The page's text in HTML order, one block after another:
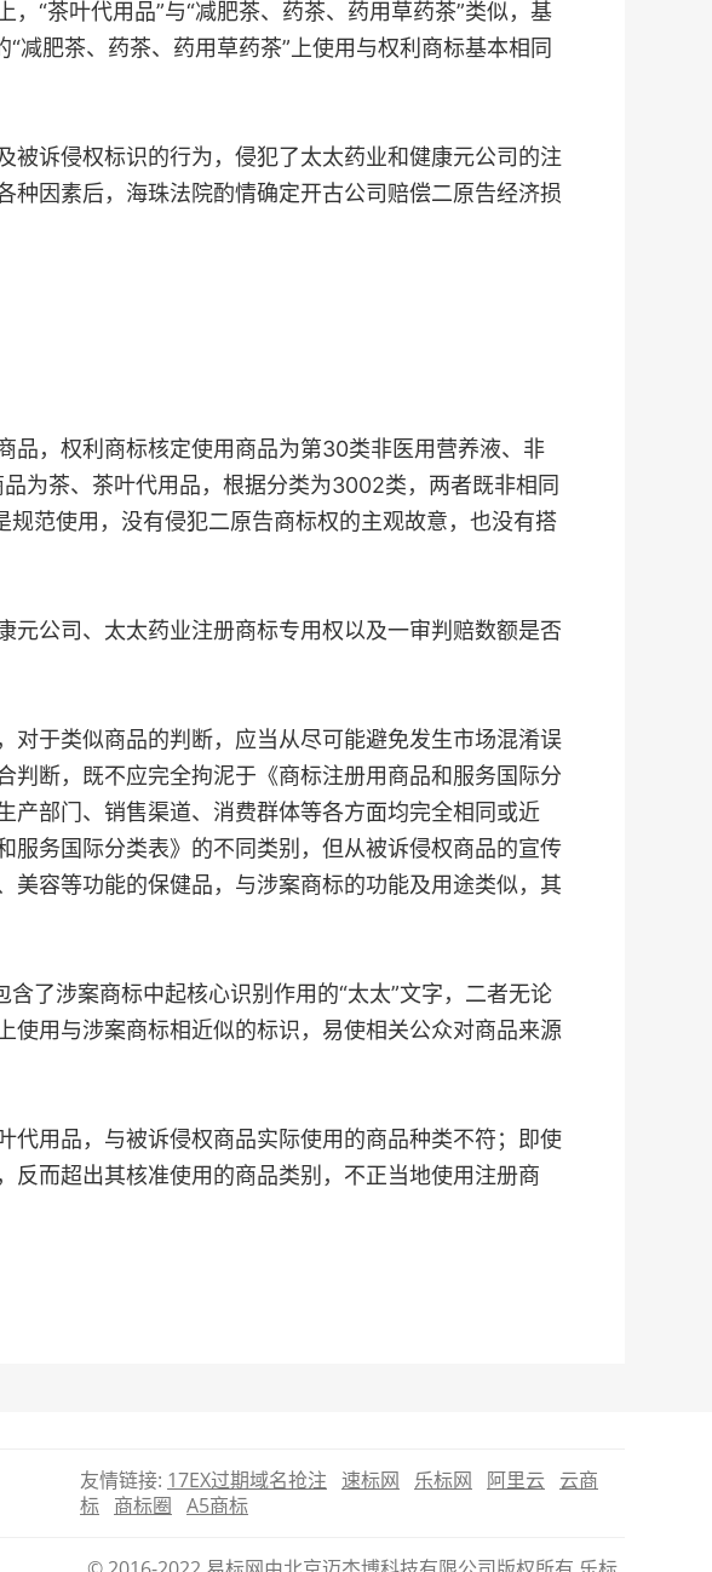
“茶叶代用品”与“减肥茶、药茶、药用草药茶”类似，基
减肥茶、药茶、药用草药茶”上使用与权利商标基本相同
诉侵权标识的行为，侵犯了太太药业和健康元公司的注
因素后，海珠法院酌情确定开古公司赔偿二原告经济损
，权利商标核定使用商品为第30类非医用营养液、非
为茶、茶叶代用品，根据分类为3002类，两者既非相同
范使用，没有侵犯二原告商标权的主观故意，也没有搭
公司、太太药业注册商标专用权以及一审判赔数额是否
于类似商品的判断，应当从尽可能避免发生市场混淆误
断，既不应完全拘泥于《商标注册用商品和服务国际分
产部门、销售渠道、消费群体等各方面均完全相同或近
务国际分类表》的不同类别，但从被诉侵权商品的宣传
容等功能的保健品，与涉案商标的功能及用途类似，其
了涉案商标中起核心识别作用的“太太”文字，二者无论
用与涉案商标相近似的标识，易使相关公众对商品来源
用品，与被诉侵权商品实际使用的商品种类不符；即使
而超出其核准使用的商品类别，不正当地使用注册商
友情链接: 17EX过期域名抢注 速标网 乐标网 阿里云
云商
标 商标圈 A5商标